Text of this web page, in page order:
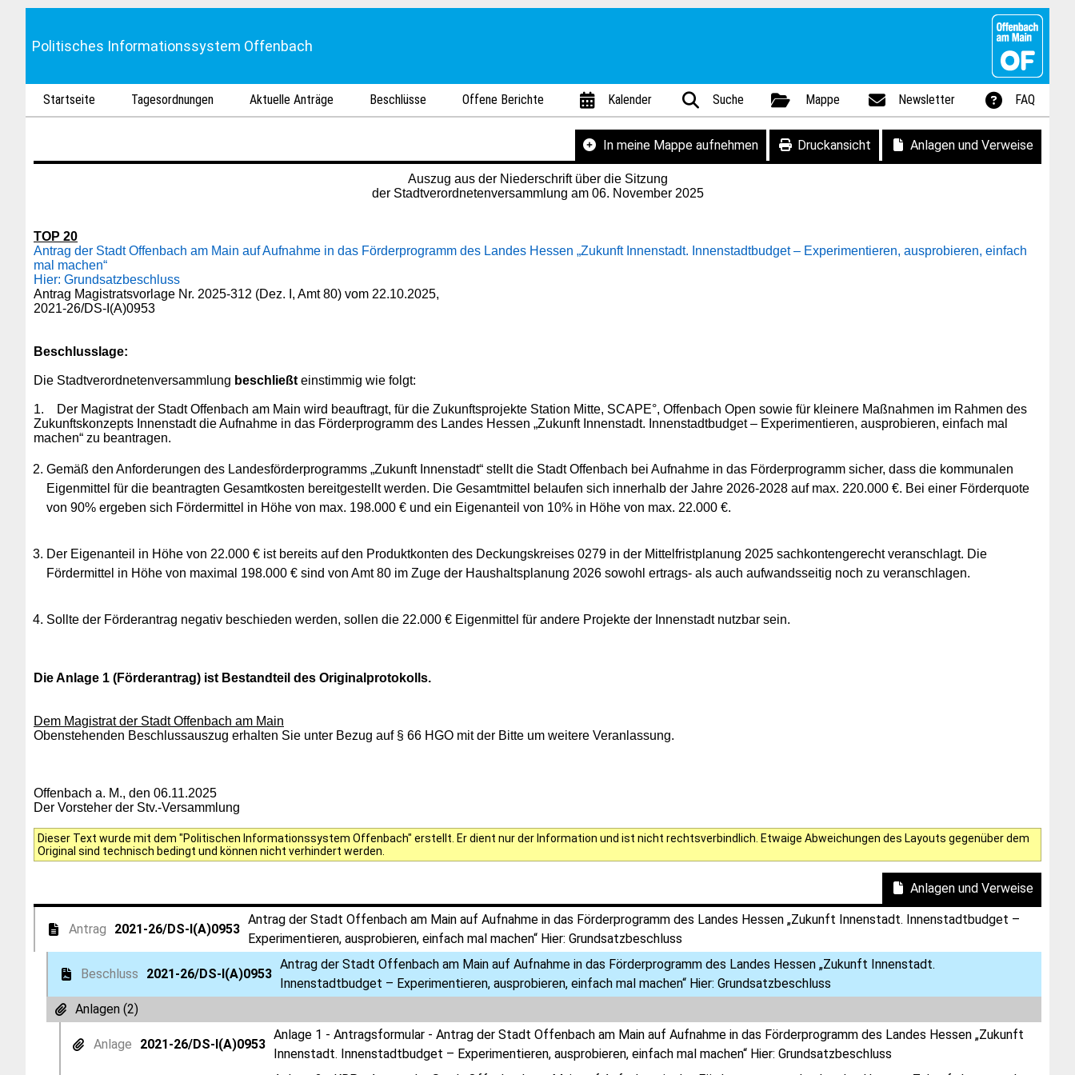
Politisches Informationssystem Offenbach
Startseite Tagesordnungen Aktuelle Anträge Beschlüsse Offene Berichte Kalender Suche Mappe Newsletter FAQ
In meine Mappe aufnehmen Druckansicht Anlagen und Verweise
Auszug aus der Niederschrift über die Sitzung
der Stadtverordnetenversammlung am 06. November 2025
TOP 20
Antrag der Stadt Offenbach am Main auf Aufnahme in das Förderprogramm des Landes Hessen „Zukunft Innenstadt. Innenstadtbudget – Experimentieren, ausprobieren, einfach
mal machen“
Hier: Grundsatzbeschluss
Antrag Magistratsvorlage Nr. 2025-312 (Dez. I, Amt 80) vom 22.10.2025,
2021-26/DS-I(A)0953
Beschlusslage:
Die Stadtverordnetenversammlung beschließt einstimmig wie folgt:
1.
Der Magistrat der Stadt Offenbach am Main wird beauftragt, für die Zukunftsprojekte Station Mitte, SCAPE°, Offenbach Open sowie für kleinere Maßnahmen im Rahmen des
Zukunftskonzepts Innenstadt die Aufnahme in das Förderprogramm des Landes Hessen „Zukunft Innenstadt. Innenstadtbudget – Experimentieren, ausprobieren, einfach mal
machen“ zu beantragen.
Gemäß den Anforderungen des Landesförderprogramms „Zukunft Innenstadt“ stellt die Stadt Offenbach bei Aufnahme in das Förderprogramm sicher, dass die kommunalen
Eigenmittel für die beantragten Gesamtkosten bereitgestellt werden. Die Gesamtmittel belaufen sich innerhalb der Jahre 2026-2028 auf max. 220.000 €. Bei einer Förderquote
von 90% ergeben sich Fördermittel in Höhe von max. 198.000 € und ein Eigenanteil von 10% in Höhe von max. 22.000 €.
Der Eigenanteil in Höhe von 22.000 € ist bereits auf den Produktkonten des Deckungskreises 0279 in der Mittelfristplanung 2025 sachkontengerecht veranschlagt. Die
Fördermittel in Höhe von maximal 198.000 € sind von Amt 80 im Zuge der Haushaltsplanung 2026 sowohl ertrags- als auch aufwandsseitig noch zu veranschlagen.
Sollte der Förderantrag negativ beschieden werden, sollen die 22.000 € Eigenmittel für andere Projekte der Innenstadt nutzbar sein.
Die Anlage 1 (Förderantrag) ist Bestandteil des Originalprotokolls.
Dem Magistrat der Stadt Offenbach am Main
Obenstehenden Beschlussauszug erhalten Sie unter Bezug auf § 66 HGO mit der Bitte um weitere Veranlassung.
Offenbach a. M., den 06.11.2025
Der Vorsteher der Stv.-Versammlung
Dieser Text wurde mit dem "Politischen Informationssystem Offenbach" erstellt. Er dient nur der Information und ist nicht rechtsverbindlich. Etwaige Abweichungen des Layouts gegenüber dem
Original sind technisch bedingt und können nicht verhindert werden.
Anlagen und Verweise
Antrag 2021-26/DS-I(A)0953
Antrag der Stadt Offenbach am Main auf Aufnahme in das Förderprogramm des Landes Hessen „Zukunft Innenstadt. Innenstadtbudget –
Experimentieren, ausprobieren, einfach mal machen“ Hier: Grundsatzbeschluss
Beschluss 2021-26/DS-I(A)0953
Antrag der Stadt Offenbach am Main auf Aufnahme in das Förderprogramm des Landes Hessen „Zukunft Innenstadt.
Innenstadtbudget – Experimentieren, ausprobieren, einfach mal machen“ Hier: Grundsatzbeschluss
Anlagen (2)
Anlage 2021-26/DS-I(A)0953
Anlage 1 - Antragsformular - Antrag der Stadt Offenbach am Main auf Aufnahme in das Förderprogramm des Landes Hessen „Zukunft
Innenstadt. Innenstadtbudget – Experimentieren, ausprobieren, einfach mal machen“ Hier: Grundsatzbeschluss